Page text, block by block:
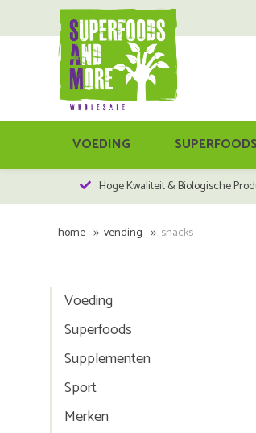
VOEDING SUPERFOODS
Hoge Kwaliteit & Biologische
home vending snacks
Voeding
Superfoods
Supplementen
Sport
Merken